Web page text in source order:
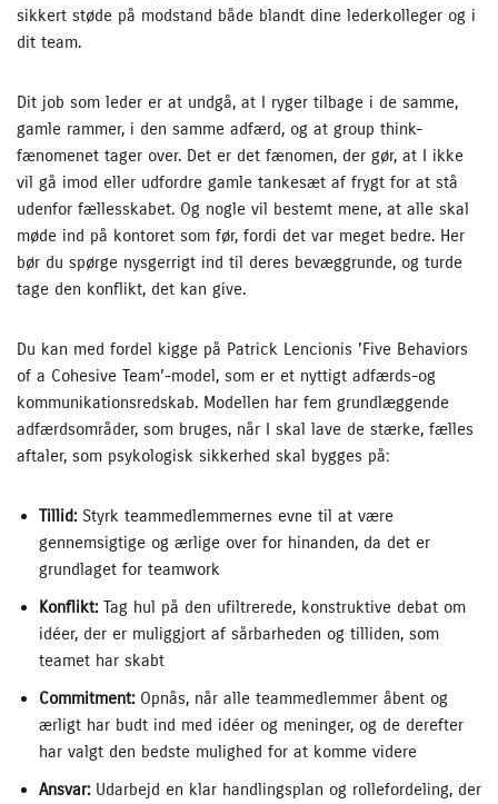
sikkert støde på modstand både blandt dine lederkolleger og i
dit team.
Dit job som leder er at undgå, at I ryger tilbage i de samme,
gamle rammer, i den samme adfærd, og at group think-
fænomenet tager over. Det er det fænomen, der gør, at I ikke
vil gå imod eller udfordre gamle tankesæt af frygt for at stå
udenfor fællesskabet. Og nogle vil bestemt mene, at alle skal
møde ind på kontoret som før, fordi det var meget bedre. Her
bør du spørge nysgerrigt ind til deres bevæggrunde, og turde
tage den konflikt, det kan give.
Du kan med fordel kigge på Patrick Lencionis ’Five Behaviors
of a Cohesive Team’-model, som er et nyttigt adfærds-og
kommunikationsredskab. Modellen har fem grundlæggende
adfærdsområder, som bruges, når I skal lave de stærke, fælles
aftaler, som psykologisk sikkerhed skal bygges på:
Tillid: Styrk teammedlemmernes evne til at være
gennemsigtige og ærlige over for hinanden, da det er
grundlaget for teamwork
Konflikt: Tag hul på den ufiltrerede, konstruktive debat om
idéer, der er muliggjort af sårbarheden og tilliden, som
teamet har skabt
Commitment: Opnås, når alle teammedlemmer åbent og
ærligt har budt ind med idéer og meninger, og de derefter
har valgt den bedste mulighed for at komme videre
Ansvar: Udarbejd en klar handlingsplan og rollefordeling, der